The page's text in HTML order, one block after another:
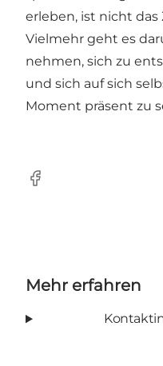
erleben, ist nicht das
Vielmehr geht es
nehmen, sich zu
und sich auf sich
Moment präsent zu
Facebook
Mehr erfahren